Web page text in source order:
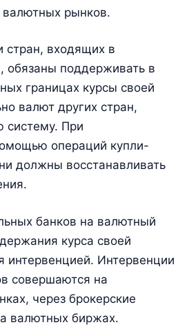
рынков.
стран, входящих в
обязаны поддерживать в
границах курсы своей
валют других стран,
систему. При
операций купли-
должны восстанавливать
банков на валютный
курса своей
интервенцией. Интервенции
совершаются на
через брокерские
валютных биржах.